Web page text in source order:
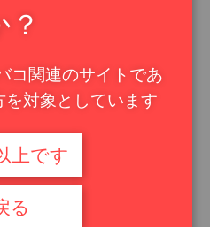
してたなあ
で巻いてあって
ドインドしてるし
の国の香りの
？
コ関連のサイトであ
を対象としています
上です
る